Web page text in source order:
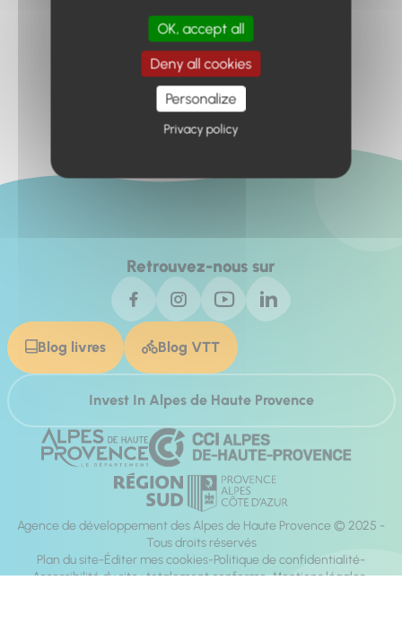
Retour à l'accueil
Retrouvez-nous sur
Blog livres Blog VTT
Invest In Alpes de Haute Provence
Agence de développement des Alpes de Haute Provence © 2025 -
Tous droits réservés
Plan du site Éditer mes cookies Politique de confidentialité
Accessibilité du site : totalement conforme Mentions légales
OK, accept all
Deny all cookies
Personalize
Privacy policy